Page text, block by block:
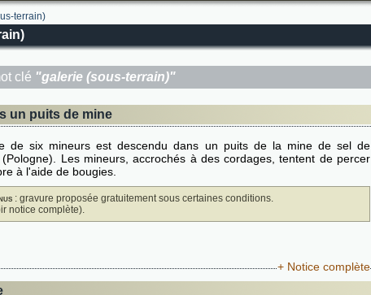
terrain)
clé "galerie (sous-terrain)"
un puits de mine
de six mineurs est descendu dans un puits de la mine de sel de
(Pologne). Les mineurs, accrochés à des cordages, tentent de percer
à l'aide de bougies.
: gravure proposée gratuitement sous certaines conditions.
notice complète).
+ Notice complète